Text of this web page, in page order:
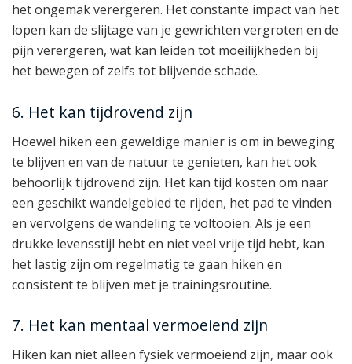
het ongemak verergeren. Het constante impact van het
lopen kan de slijtage van je gewrichten vergroten en de
pijn verergeren, wat kan leiden tot moeilijkheden bij
het bewegen of zelfs tot blijvende schade.
6. Het kan tijdrovend zijn
Hoewel hiken een geweldige manier is om in beweging
te blijven en van de natuur te genieten, kan het ook
behoorlijk tijdrovend zijn. Het kan tijd kosten om naar
een geschikt wandelgebied te rijden, het pad te vinden
en vervolgens de wandeling te voltooien. Als je een
drukke levensstijl hebt en niet veel vrije tijd hebt, kan
het lastig zijn om regelmatig te gaan hiken en
consistent te blijven met je trainingsroutine.
7. Het kan mentaal vermoeiend zijn
Hiken kan niet alleen fysiek vermoeiend zijn, maar ook